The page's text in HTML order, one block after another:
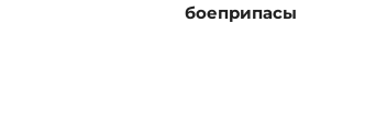
боеприпасы